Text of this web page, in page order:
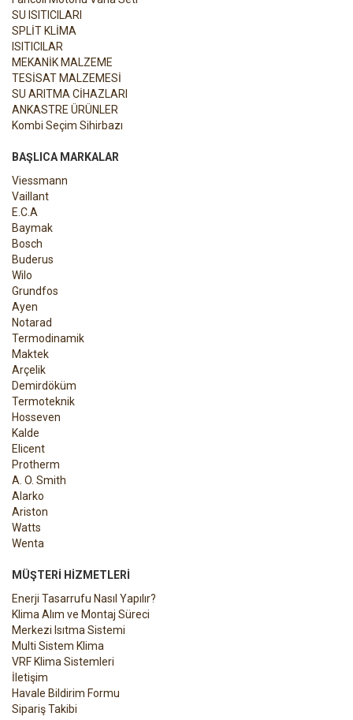
SU ISITICILARI
SPLİT KLİMA
ISITICILAR
MEKANİK MALZEME
TESİSAT MALZEMESİ
SU ARITMA CİHAZLARI
ANKASTRE ÜRÜNLER
Kombi Seçim Sihirbazı
BAŞLICA MARKALAR
Viessmann
Vaillant
E.C.A
Baymak
Bosch
Buderus
Wilo
Grundfos
Ayen
Notarad
Termodinamik
Maktek
Arçelik
Demirdöküm
Termoteknik
Hosseven
Kalde
Elicent
Protherm
A. O. Smith
Alarko
Ariston
Watts
Wenta
MÜŞTERI HIZMETLERI
Enerji Tasarrufu Nasıl Yapılır?
Klima Alım ve Montaj Süreci
Merkezi Isıtma Sistemi
Multi Sistem Klima
VRF Klima Sistemleri
İletişim
Havale Bildirim Formu
Sipariş Takibi